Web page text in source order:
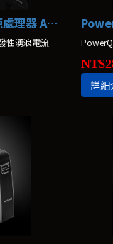
Power Quest 707 電源處理器 AudioQuest
性湧浪電流
詳細